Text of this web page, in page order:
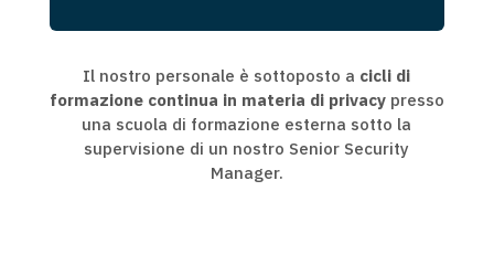
Il nostro personale è sottoposto a cicli di
formazione continua in materia di privacypresso
una scuola di formazione esterna sotto la
supervisione di un nostro Senior Security
Manager.